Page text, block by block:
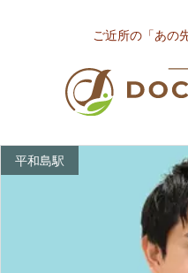
ご近所の「あの
平和島駅